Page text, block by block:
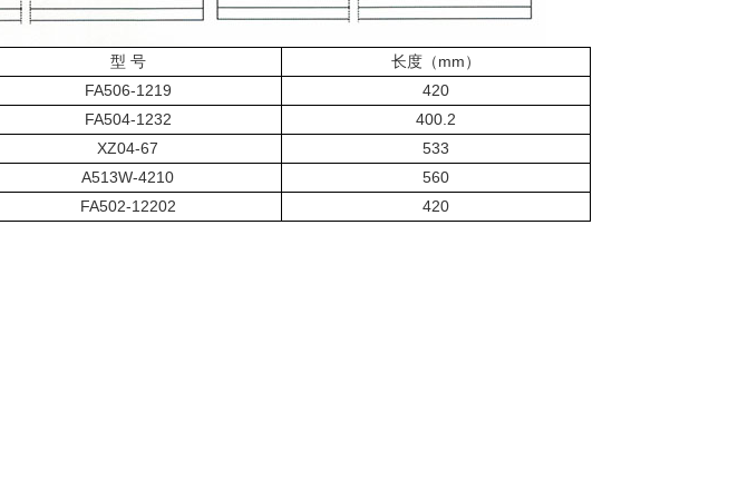
型 号 长度（mm）
FA506-1219
420
FA504-1232
400.2
XZ04-67
533
A513W-4210
560
FA502-12202
420